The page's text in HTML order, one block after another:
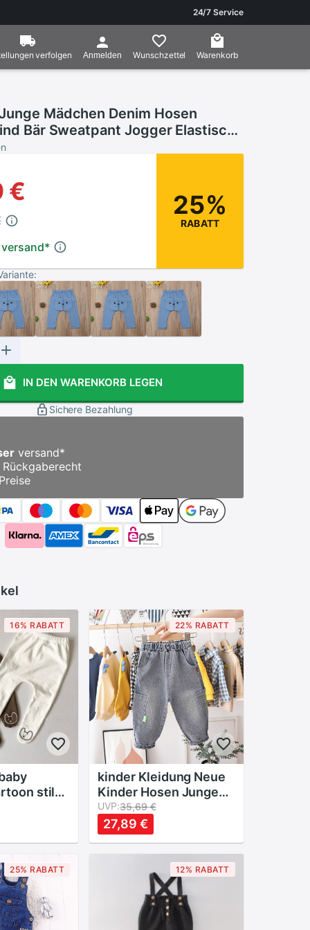
24/7 Service
verfolgen Anmelden Wunschzettel Warenkorb
Mädchen Denim Hosen
Bär Sweatpant Jogger Elastische
€
*
25%
RABATT
IN DEN WARENKORB LEGEN
Sichere Bezahlung
versand*
Rückgaberecht
Preise
16% RABATT
stil
baby
22% RABATT
kinder Kleidung Neue
Kinder Hosen Jungen
mädchen denim jeans
Löcher Jeans Frühling
Und Herbst Baumwolle
Baby Kinder Kinder
UVP:35,69 €
27,89 €
25% RABATT 12% RABATT